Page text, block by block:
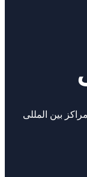
مراکز بین المللی